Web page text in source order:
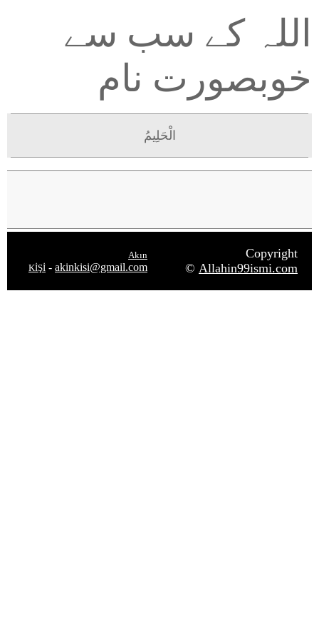
اللہ کے سب سے
خوبصورت نام
الْحَلِيمُ
Copyright
© Allahin99ismi.com
Akın
KİŞİ - akinkisi@gmail.com